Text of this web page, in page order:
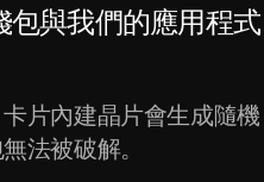
包與我們的應用程式
片內建晶片會生成隨機
法被破解。